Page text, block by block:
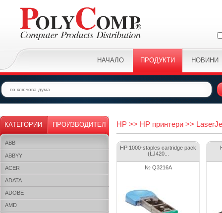
НАЧАЛО ПРОДУКТИ НОВИНИ
КАТЕГОРИИ ПРОИЗВОДИТЕЛ
ABB
ABBYY
ACER
ADATA
ADOBE
AMD
HP >> HP принтери >>
HP 1000-staples cartridge pack
(LJ420...
№ Q3216A